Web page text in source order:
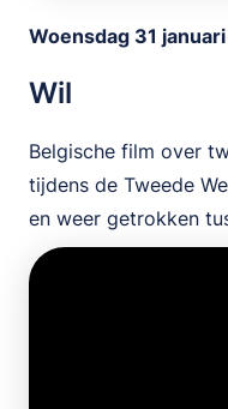
Woensdag 31 januari
Wil
Belgische film over
tijdens de Tweede
en weer getrokken